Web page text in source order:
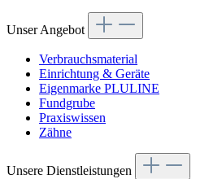
Unser Angebot
Verbrauchsmaterial
Einrichtung & Geräte
Eigenmarke PLULINE
Fundgrube
Praxiswissen
Zähne
Unsere Dienstleistungen